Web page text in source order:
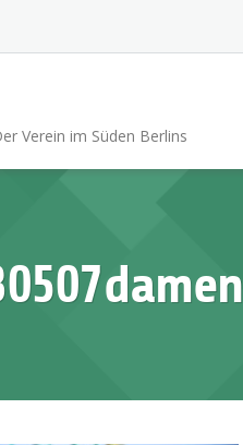
Verein im Süden Berlins